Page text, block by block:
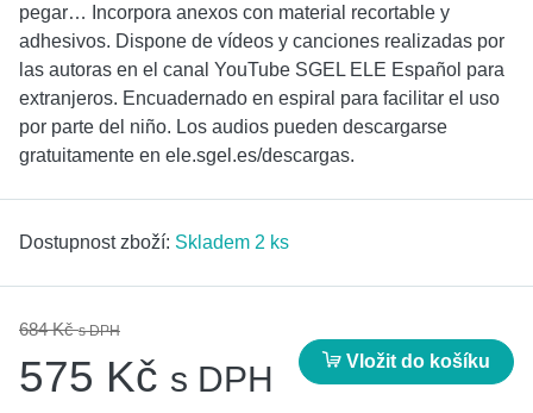
pegar… Incorpora anexos con material recortable y
adhesivos. Dispone de vídeos y canciones realizadas por
las autoras en el canal YouTube SGEL ELE Español para
extranjeros. Encuadernado en espiral para facilitar el uso
por parte del niño. Los audios pueden descargarse
gratuitamente en ele.sgel.es/descargas.
Dostupnost zboží: Skladem 2 ks
684 Kčs DPH
575 Kč s DPH Vložit do košíku